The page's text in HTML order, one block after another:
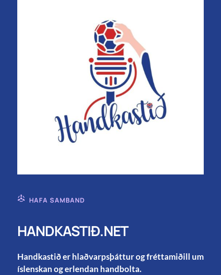
HAFA SAMBAND
HANDKASTIÐ.NET
Handkastið er hlaðvarpsþáttur og fréttamiðill um
íslenskan og erlendan handbolta.